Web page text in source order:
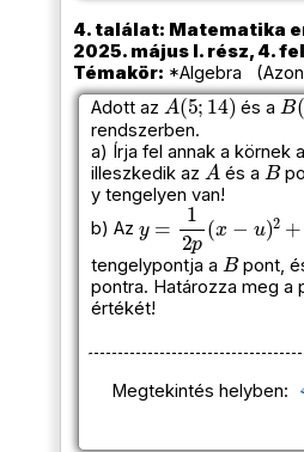
4. találat: Matematika
2025. május I. rész, 4.
Témakör: *Algebra
Adott az
A(5;14)
és a
B(
rendszerben.
a) Írja fel annak a körnek
illeszkedik az
A
és a
B
y tengelyen van!
b) Az
p( x +v
tengelypontja a
B
pont,
pontra. Határozza meg a
értékét!
Megtekintés helyben: